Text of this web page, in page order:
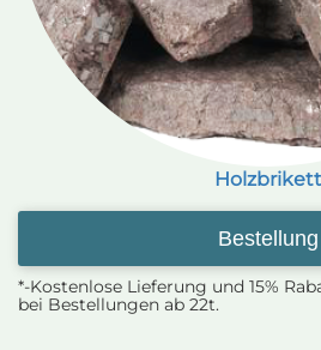
Holzbrikett
Bestellung
*-Kostenlose Lieferung und 15%
bei Bestellungen ab 22t.